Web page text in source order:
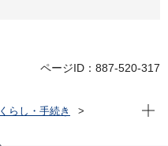
ページID：887-520-317
くらし・手続き
現在